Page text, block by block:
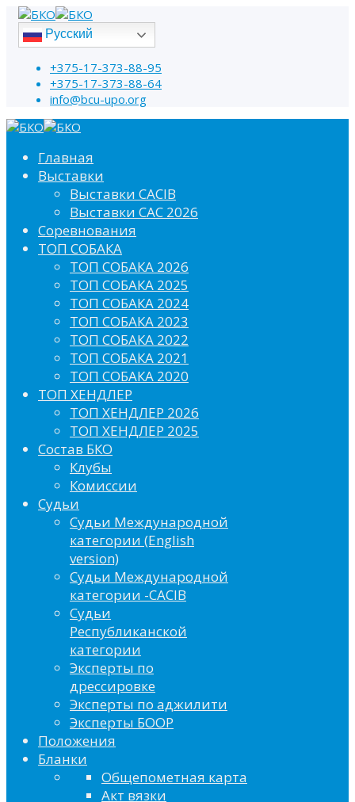
Русский
+375-17-373-88-95
+375-17-373-88-64
info@bcu-upo.org
Главная
Выставки
Выставки CACIB
Выставки САС 2026
Соревнования
ТОП СОБАКА
ТОП СОБАКА 2026
ТОП СОБАКА 2025
ТОП СОБАКА 2024
ТОП СОБАКА 2023
ТОП СОБАКА 2022
ТОП СОБАКА 2021
ТОП СОБАКА 2020
ТОП ХЕНДЛЕР
ТОП ХЕНДЛЕР 2026
ТОП ХЕНДЛЕР 2025
Состав БКО
Клубы
Комиссии
Судьи
Судьи Международной
категории (English
version)
Судьи Международной
категории -CACIB
Судьи
Республиканской
категории
Эксперты по
дрессировке
Эксперты по аджилити
Эксперты БООР
Положения
Бланки
Общепометная карта
Акт вязки